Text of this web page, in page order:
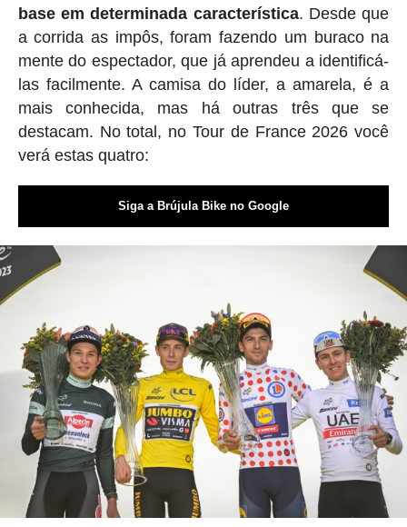
base em determinada característica. Desde que
a corrida as impôs, foram fazendo um buraco na
mente do espectador, que já aprendeu a identificá-
las facilmente. A camisa do líder, a amarela, é a
mais conhecida, mas há outras três que se
destacam. No total, no Tour de France 2026 você
verá estas quatro:
Siga a Brújula Bike no Google